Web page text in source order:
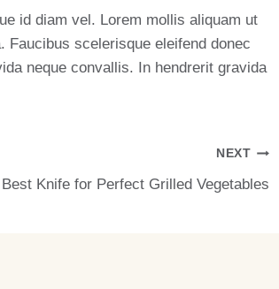
id diam vel. Lorem mollis aliquam ut
Faucibus scelerisque eleifend donec
neque convallis. In hendrerit gravida
NEXT
Knife for Perfect Grilled Vegetables